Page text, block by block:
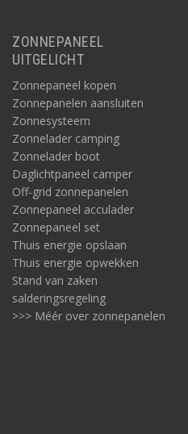
ZONNEPANEEL
UITGELICHT
Zonnepaneel kopen
Zonnepanelen aansluiten
Zonnesysteem
Zonnelader camping
Zonnelader boot
Daglichtpaneel camper
Off-grid zonnepanelen
Zonnepaneel acculader
Zonnepaneel set
Thuis energie opslaan
Thuis energie opwekken
Stand van zaken
salderingsregeling
>>> Méér over zonnepanelen